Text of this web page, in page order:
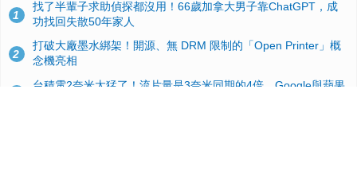
1
找了半輩子求助偵探都沒用！66歲加拿大男子靠ChatGPT，成
功找回失散50年家人
2
打破大廠墨水綁架！開源、無 DRM 限制的「Open Printer」概
念機亮相
台積電2奈米太猛了！流片量是3奈米同期的4倍，Google與蘋果